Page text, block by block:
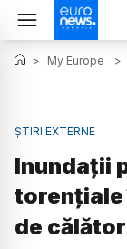
> My Europe >
ȘTIRI EXTERNE
Inundații
torențiale
de